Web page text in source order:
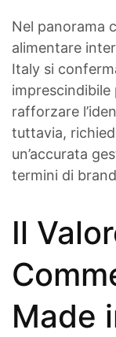
Nel panorama
alimentare
Italy si
rafforzare
tuttavia,
un’accurata
termini di
Il
Made